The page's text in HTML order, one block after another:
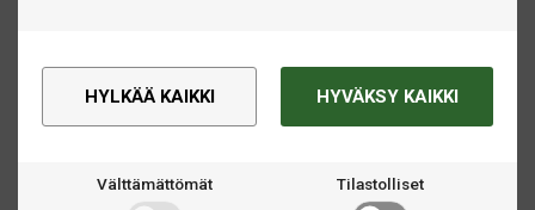
HYLKÄÄ KAIKKI HYVÄKSY KAIKKI
Välttämättömät Tilastolliset